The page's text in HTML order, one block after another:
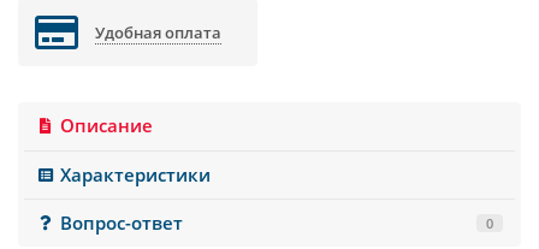
Удобная оплата
Описание
Характеристики
Вопрос-ответ
0